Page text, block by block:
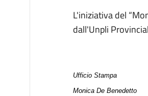
L'iniziativa del
dall'Unpli
Ufficio Stampa
Monica De Benedetto